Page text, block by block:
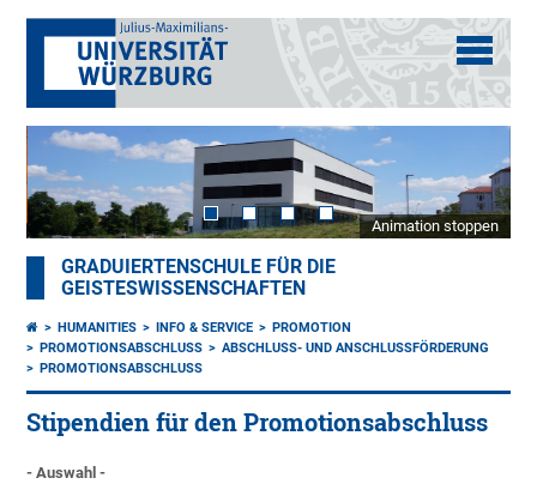
Animation stoppen
GRADUIERTENSCHULE FÜR DIE
GEISTESWISSENSCHAFTEN
HUMANITIES INFO & SERVICE
PROMOTION
PROMOTIONSABSCHLUSS
ABSCHLUSS- UND ANSCHLUSSFÖRDERUNG
PROMOTIONSABSCHLUSS
Stipendien für den Promotionsabschluss
- Auswahl -